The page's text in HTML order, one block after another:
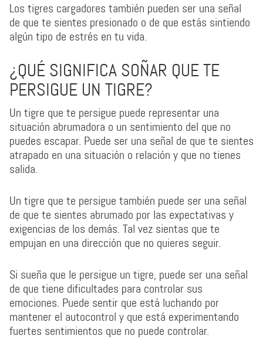
Los tigres cargadores también pueden ser una señal
de que te sientes presionado o de que estás sintiendo
algún tipo de estrés en tu vida.
¿QUÉ SIGNIFICA SOÑAR QUE TE
PERSIGUE UN TIGRE?
Un tigre que te persigue puede representar una
situación abrumadora o un sentimiento del que no
puedes escapar. Puede ser una señal de que te sientes
atrapado en una situación o relación y que no tienes
salida.
Un tigre que te persigue también puede ser una señal
de que te sientes abrumado por las expectativas y
exigencias de los demás. Tal vez sientas que te
empujan en una dirección que no quieres seguir.
Si sueña que le persigue un tigre, puede ser una señal
de que tiene dificultades para controlar sus
emociones. Puede sentir que está luchando por
mantener el autocontrol y que está experimentando
fuertes sentimientos que no puede controlar.